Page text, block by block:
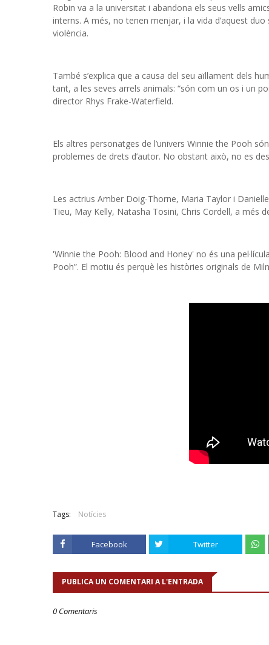
Robin va a la universitat i abandona els seus vells
interns. A més, no tenen menjar, i la vida d’aquest
violència.
També s’explica que a causa del seu aïllament dels
tant, a les seves arrels animals: “són com un os i un
director Rhys Frake-Waterfield.
Els altres personatges de l’univers Winnie the Pooh
problemes de drets d’autor. No obstant això, no es
Les actrius Amber Doig-Thorne, Maria Taylor i
Tieu, May Kelly, Natasha Tosini, Chris Cordell, a més
'Winnie the Pooh: Blood and Honey' no és una
Pooh”. El motiu és perquè les històries originals de
Tags: Notícies
Facebook Twitter
PUBLICA UN COMENTARI A L'ENTRADA
0 Comentaris